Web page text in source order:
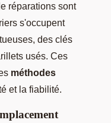
réparations sont
s'occupent
des clés
usés. Ces
méthodes
et la fiabilité.